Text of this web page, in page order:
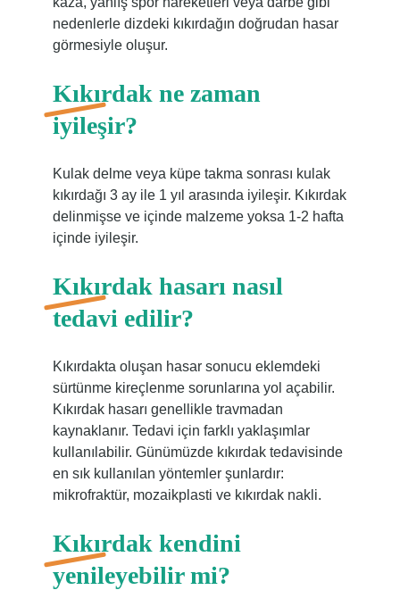
nedenlerle dizdeki kıkırdağın doğrudan hasar
görmesiyle oluşur.
Kıkırdak ne zaman
iyileşir?
Kulak delme veya küpe takma sonrası kulak
kıkırdağı 3 ay ile 1 yıl arasında iyileşir. Kıkırdak
delinmişse ve içinde malzeme yoksa 1-2 hafta
içinde iyileşir.
Kıkırdak hasarı nasıl
tedavi edilir?
Kıkırdakta oluşan hasar sonucu eklemdeki
sürtünme kireçlenme sorunlarına yol açabilir.
Kıkırdak hasarı genellikle travmadan
kaynaklanır. Tedavi için farklı yaklaşımlar
kullanılabilir. Günümüzde kıkırdak tedavisinde
en sık kullanılan yöntemler şunlardır:
mikrofraktür, mozaikplasti ve kıkırdak nakli.
Kıkırdak kendini
yenileyebilir mi?